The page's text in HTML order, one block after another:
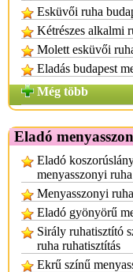
Esküvői ruha
Kétrészes alkalmi
Molett esküvői
Eladás budapest
Még több
Eladó
Eladó
menyasszonyi ruha
Menyasszonyi
Eladó gyönyörű
Sirály ruhatisztító
ruha ruhatisztítás
Ekrű színű